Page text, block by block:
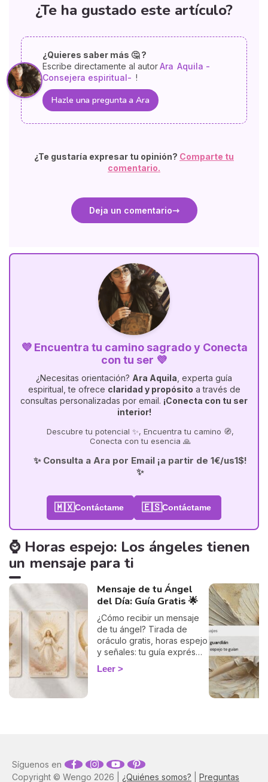
¿Te ha gustado este artículo?
¿Quieres saber más 🤔 ?
Escribe directamente al autorAra Aquila -
Consejera espiritual- !
Hazle una pregunta a Ara
¿Te gustaría expresar tu opinión? Comparte tu
comentario.
Deja un comentario
💜 Encuentra tu camino sagrado y Conecta
con tu ser 💜
¿Necesitas orientación? Ara Aquila , experta guía
espiritual, te ofrece claridad y propósito a través de
consultas personalizadas por email. ¡Conecta con tu ser
interior!
Descubre tu potencial ✨, Encuentra tu camino 🧭,
Conecta con tu esencia 🙏
✨ Consulta a Ara por Email ¡a partir de 1€/us1$!
✨
🇲🇽Contáctame 🇪🇸Contáctame
⌚ Horas espejo: Los ángeles tienen
un mensaje para ti
Mensaje de tu Ángel
del Día: Guía Gratis 🌟
¿Cómo recibir un mensaje
de tu ángel? Tirada de
oráculo gratis, horas espejo
y señales: tu guía exprés
para descifrar el mensaje
de tus ángeles hoy.
Leer
Copyright © Wengo 2026 | ¿Quiénes somos? Preguntas
Síguenos en